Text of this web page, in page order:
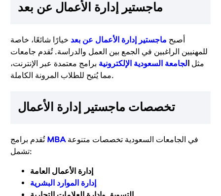
ماجستير إدارة الأعمال عن بعد
أصبح ماجستير إدارة الأعمال عن بعد خيارًا شائعًا، خاصة
للمهنيين الراغبين في الجمع بين العمل والدراسة. تُقدم جامعات
مثل لجامعة السعودية الإلكترونية برامج معتمدة عبر الإنترنت،
مما يُتيح للطلاب المرونة الكاملة.
تخصصات ماجستير إدارة الأعمال
تُقدم برامج MBAفي الجامعات السعودية تخصصات متنوعة
تشمل:
إدارة الأعمال العامة
إدارة الموارد البشرية